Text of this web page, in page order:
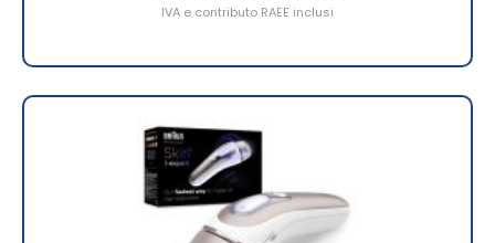
IVA e contributo RAEE inclusi